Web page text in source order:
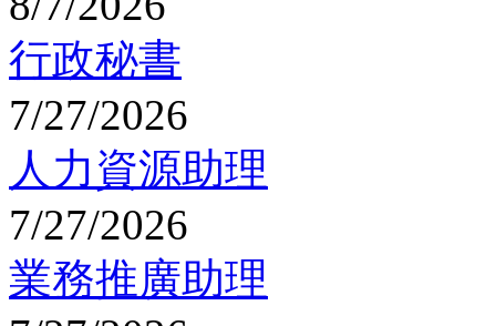
行政秘書
7/27/2026
人力資源助理
7/27/2026
業務推廣助理